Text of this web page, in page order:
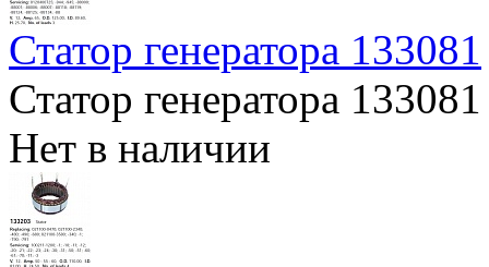
Статор генератора 133081
Статор генератора 133081
Нет в наличии